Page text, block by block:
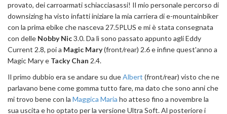
provato, dei carroarmati schiacciasassi! Il mio personale percorso di
downsizing ha visto infatti iniziare la mia carriera di e-mountainbiker
con la prima ebike che nasceva 27.5PLUS e mi è stata consegnata
con delle Nobby Nic3.0. Da lì sono passato appunto agli Eddy
Current 2.8, poi a Magic Mary(front/rear) 2.6 e infine quest'anno a
Magic Mary e Tacky Chan 2.4.
Il primo dubbio era se andare su dueAlbert (front/rear) visto che ne
parlavano bene come gomma tutto fare, ma dato che sono anni che
mi trovo bene con la Maggica Maria ho atteso fino a novembre la
sua uscita e ho optato per la versione Ultra Soft. Al posteriore i